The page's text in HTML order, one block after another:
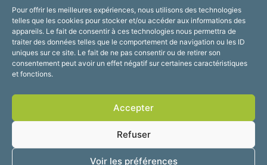
Pour offrir les meilleures expériences, nous utilisons des technologies
telles que les cookies pour stocker et/ou accéder aux informations des
appareils. Le fait de consentir à ces technologies nous permettra de
traiter des données telles que le comportement de navigation ou les ID
uniques sur ce site. Le fait de ne pas consentir ou de retirer son
consentement peut avoir un effet négatif sur certaines caractéristiques
et fonctions.
Accepter
Refuser
Voir les préférences
Horaires d’ouverture
Du lundi au vendredi :
de 8h30 à 12h et de 13h30 à 17h30
Suivez-nous !
Accessibilité
Mentions légales
2025 © Propulsé par